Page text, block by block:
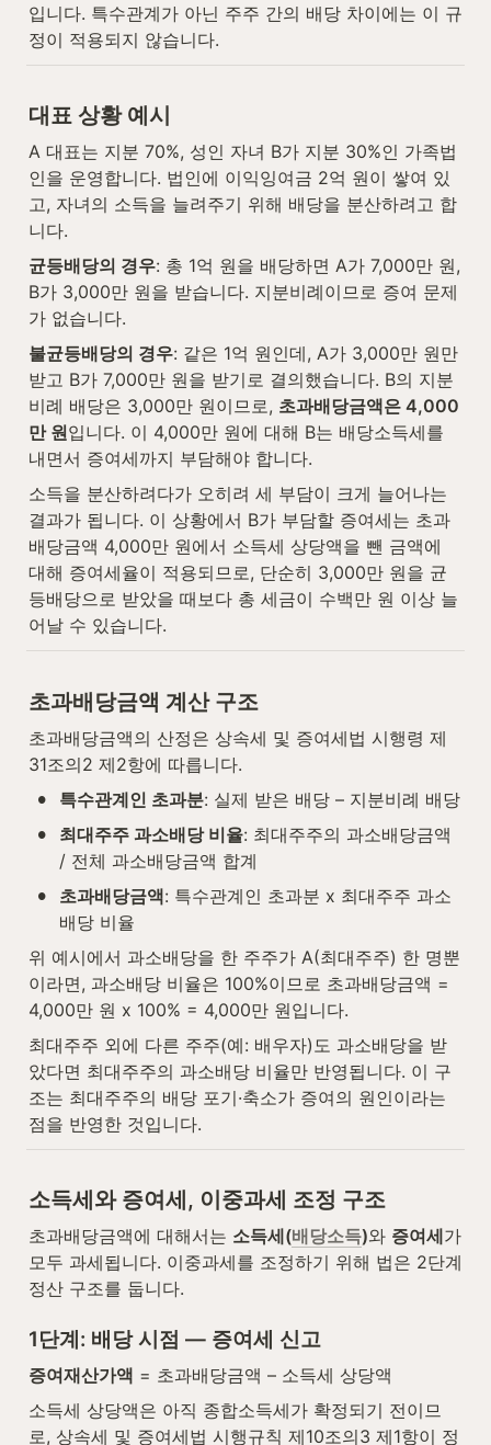
입니다. 특수관계가 아닌 주주 간의 배당 차이에는 이 규
정이 적용되지 않습니다.
대표 상황 예시
A 대표는 지분 70%, 성인 자녀 B가 지분 30%인 가족법
인을 운영합니다. 법인에 이익잉여금 2억 원이 쌓여 있
고, 자녀의 소득을 늘려주기 위해 배당을 분산하려고 합
니다.
균등배당의 경우: 총 1억 원을 배당하면 A가 7,000만 원,
B가 3,000만 원을 받습니다. 지분비례이므로 증여 문제
가 없습니다.
불균등배당의 경우: 같은 1억 원인데, A가 3,000만 원만
받고 B가 7,000만 원을 받기로 결의했습니다. B의 지분
비례 배당은 3,000만 원이므로, 초과배당금액은 4,000
만 원입니다. 이 4,000만 원에 대해 B는 배당소득세를
내면서 증여세까지 부담해야 합니다.
소득을 분산하려다가 오히려 세 부담이 크게 늘어나는
결과가 됩니다. 이 상황에서 B가 부담할 증여세는 초과
배당금액 4,000만 원에서 소득세 상당액을 뺀 금액에
대해 증여세율이 적용되므로, 단순히 3,000만 원을 균
등배당으로 받았을 때보다 총 세금이 수백만 원 이상 늘
어날 수 있습니다.
초과배당금액 계산 구조
초과배당금액의 산정은 상속세 및 증여세법 시행령 제
31조의2 제2항에 따릅니다.
• 특수관계인 초과분: 실제 받은 배당 – 지분비례 배당
• 최대주주 과소배당 비율: 최대주주의 과소배당금액
/ 전체 과소배당금액 합계
• 초과배당금액: 특수관계인 초과분 x 최대주주 과소
배당 비율
위 예시에서 과소배당을 한 주주가 A(최대주주) 한 명뿐
이라면, 과소배당 비율은 100%이므로 초과배당금액 =
4,000만 원 x 100% = 4,000만 원입니다.
최대주주 외에 다른 주주(예: 배우자)도 과소배당을 받
았다면 최대주주의 과소배당 비율만 반영됩니다. 이 구
조는 최대주주의 배당 포기·축소가 증여의 원인이라는
점을 반영한 것입니다.
소득세와 증여세, 이중과세 조정 구조
초과배당금액에 대해서는 소득세(배당소득)와 증여세가
모두 과세됩니다. 이중과세를 조정하기 위해 법은 2단계
정산 구조를 둡니다.
1단계: 배당 시점 — 증여세 신고
증여재산가액 = 초과배당금액 – 소득세 상당액
소득세 상당액은 아직 종합소득세가 확정되기 전이므
로, 상속세 및 증여세법 시행규칙 제10조의3 제1항이 정